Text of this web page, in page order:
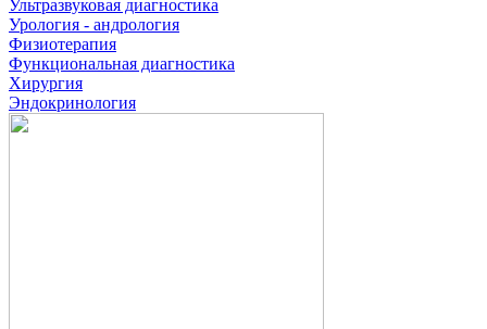
Ультразвуковая диагностика
Урология - андрология
Физиотерапия
Функциональная диагностика
Хирургия
Эндокринология